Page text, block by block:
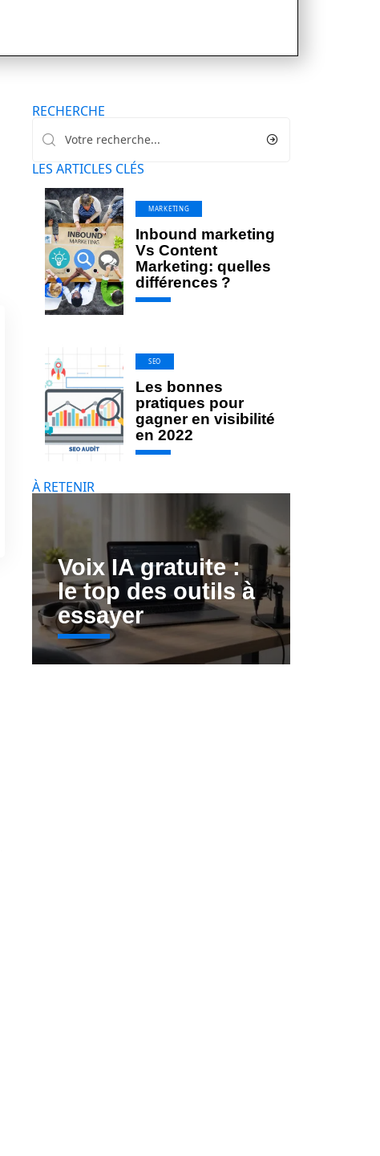
RECHERCHE
LES ARTICLES CLÉS
MARKETING
Inbound marketing
Vs Content
Marketing: quelles
différences ?
SEO
Les bonnes
pratiques pour
gagner en visibilité
en 2022
À RETENIR
Voix IA gratuite :
le top des outils à
essayer